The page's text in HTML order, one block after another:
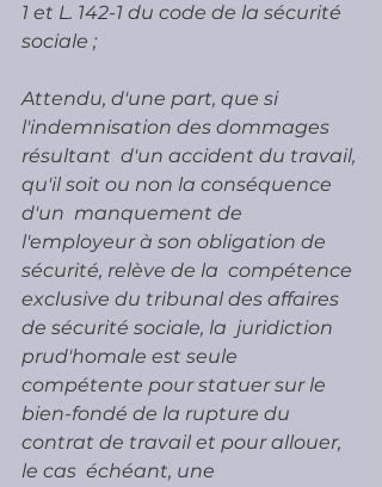
1 et L. 142-1 du code de la sécurité
sociale ;
Attendu, d'une part, que si
l'indemnisation des dommages
résultant  d'un accident du travail,
qu'il soit ou non la conséquence
d'un  manquement de
l'employeur à son obligation de
sécurité, relève de la  compétence
exclusive du tribunal des affaires
de sécurité sociale, la  juridiction
prud'homale est seule
compétente pour statuer sur le
bien-fondé de la rupture du
contrat de travail et pour allouer,
le cas  échéant, une